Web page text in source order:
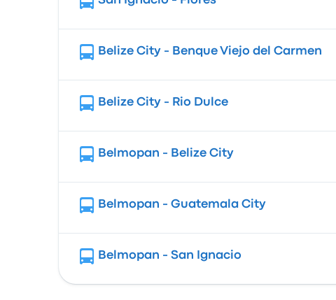
Belize City - Benque Viejo del Carmen
Belize City - Rio Dulce
Belmopan - Belize City
Belmopan - Guatemala City
Belmopan - San Ignacio